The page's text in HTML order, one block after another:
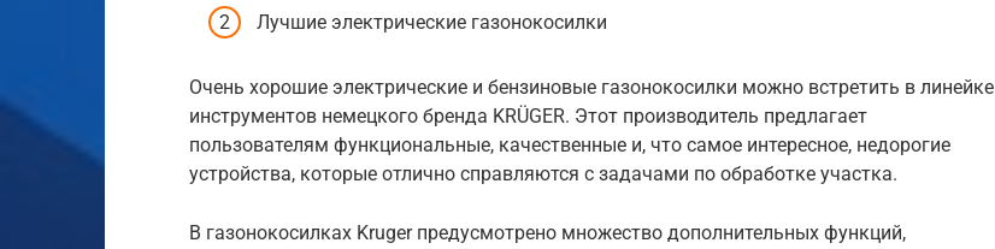
Лучшие электрические газонокосилки
Очень хорошие электрические и бензиновые газонокосилки можно встретить в линейке
инструментов немецкого бренда KRÜGER. Этот производитель предлагает
пользователям функциональные, качественные и, что самое интересное, недорогие
устройства, которые отлично справляются с задачами по обработке участка.
В газонокосилках Kruger предусмотрено множество дополнительных функций,